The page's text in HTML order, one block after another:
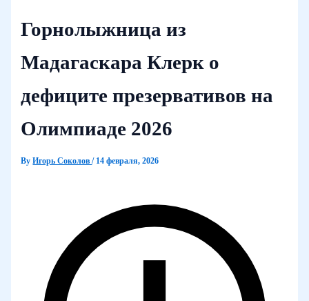
Горнолыжница из
Мадагаскара Клерк о
дефиците презервативов на
Олимпиаде 2026
ByИгорь Соколов/ 14 февраля, 2026